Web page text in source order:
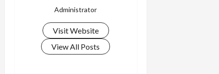
Administrator
Visit Website
View All Posts